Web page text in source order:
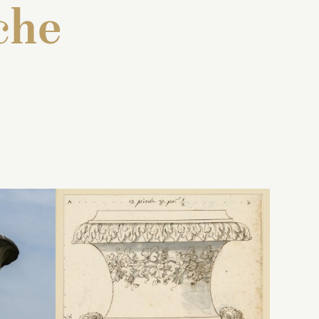
Inventaire de 1707 :
« Quatre vazes de marbre
blanc de trois pieds neuf
pouces de haut chacun,